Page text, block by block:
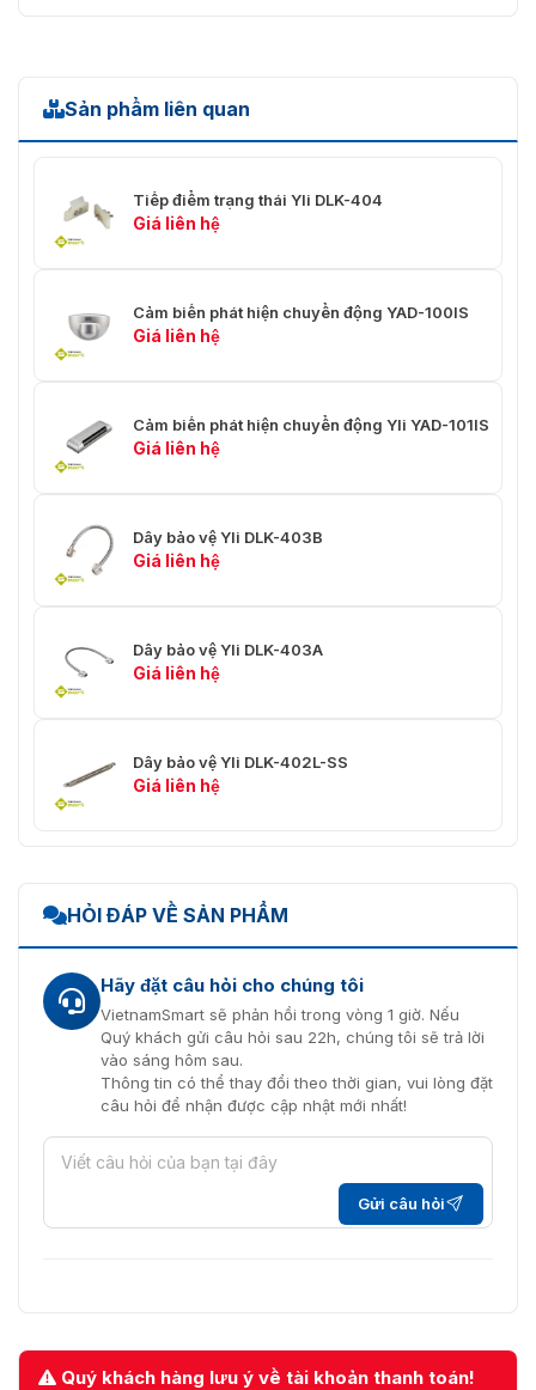
Sản phẩm liên quan
Tiếp điểm trạng thái Yli DLK-404
Giá liên hệ
Cảm biến phát hiện chuyển động YAD-100IS
Giá liên hệ
Cảm biến phát hiện chuyển động Yli YAD-101IS
Giá liên hệ
Dây bảo vệ Yli DLK-403B
Giá liên hệ
Dây bảo vệ Yli DLK-403A
Giá liên hệ
Dây bảo vệ Yli DLK-402L-SS
Giá liên hệ
HỎI ĐÁP VỀ SẢN PHẨM
Hãy đặt câu hỏi cho chúng tôi
VietnamSmart sẽ phản hồi trong vòng 1 giờ. Nếu
Quý khách gửi câu hỏi sau 22h, chúng tôi sẽ trả lời
vào sáng hôm sau.
Thông tin có thể thay đổi theo thời gian, vui lòng đặt
câu hỏi để nhận được cập nhật mới nhất!
Gửi câu hỏi
Quý khách hàng lưu ý về tài khoản thanh toán!